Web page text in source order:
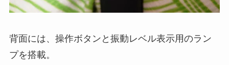
背面には、操作ボタンと振動レベル表示用のラン
プを搭載。